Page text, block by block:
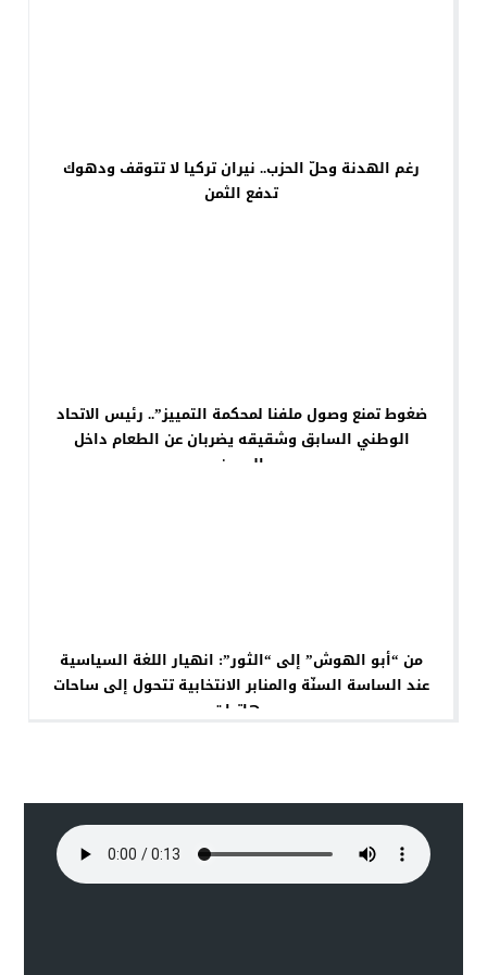
رغم الهدنة وحلّ الحزب.. نيران تركيا لا تتوقف ودهوك
تدفع الثمن
ضغوط تمنع وصول ملفنا لمحكمة التمييز”.. رئيس الاتحاد
الوطني السابق وشقيقه يضربان عن الطعام داخل
السجن
من “أبو الهوش” إلى “الثور”: انهيار اللغة السياسية
عند الساسة السنّة والمنابر الانتخابية تتحول إلى ساحات
مهاترات